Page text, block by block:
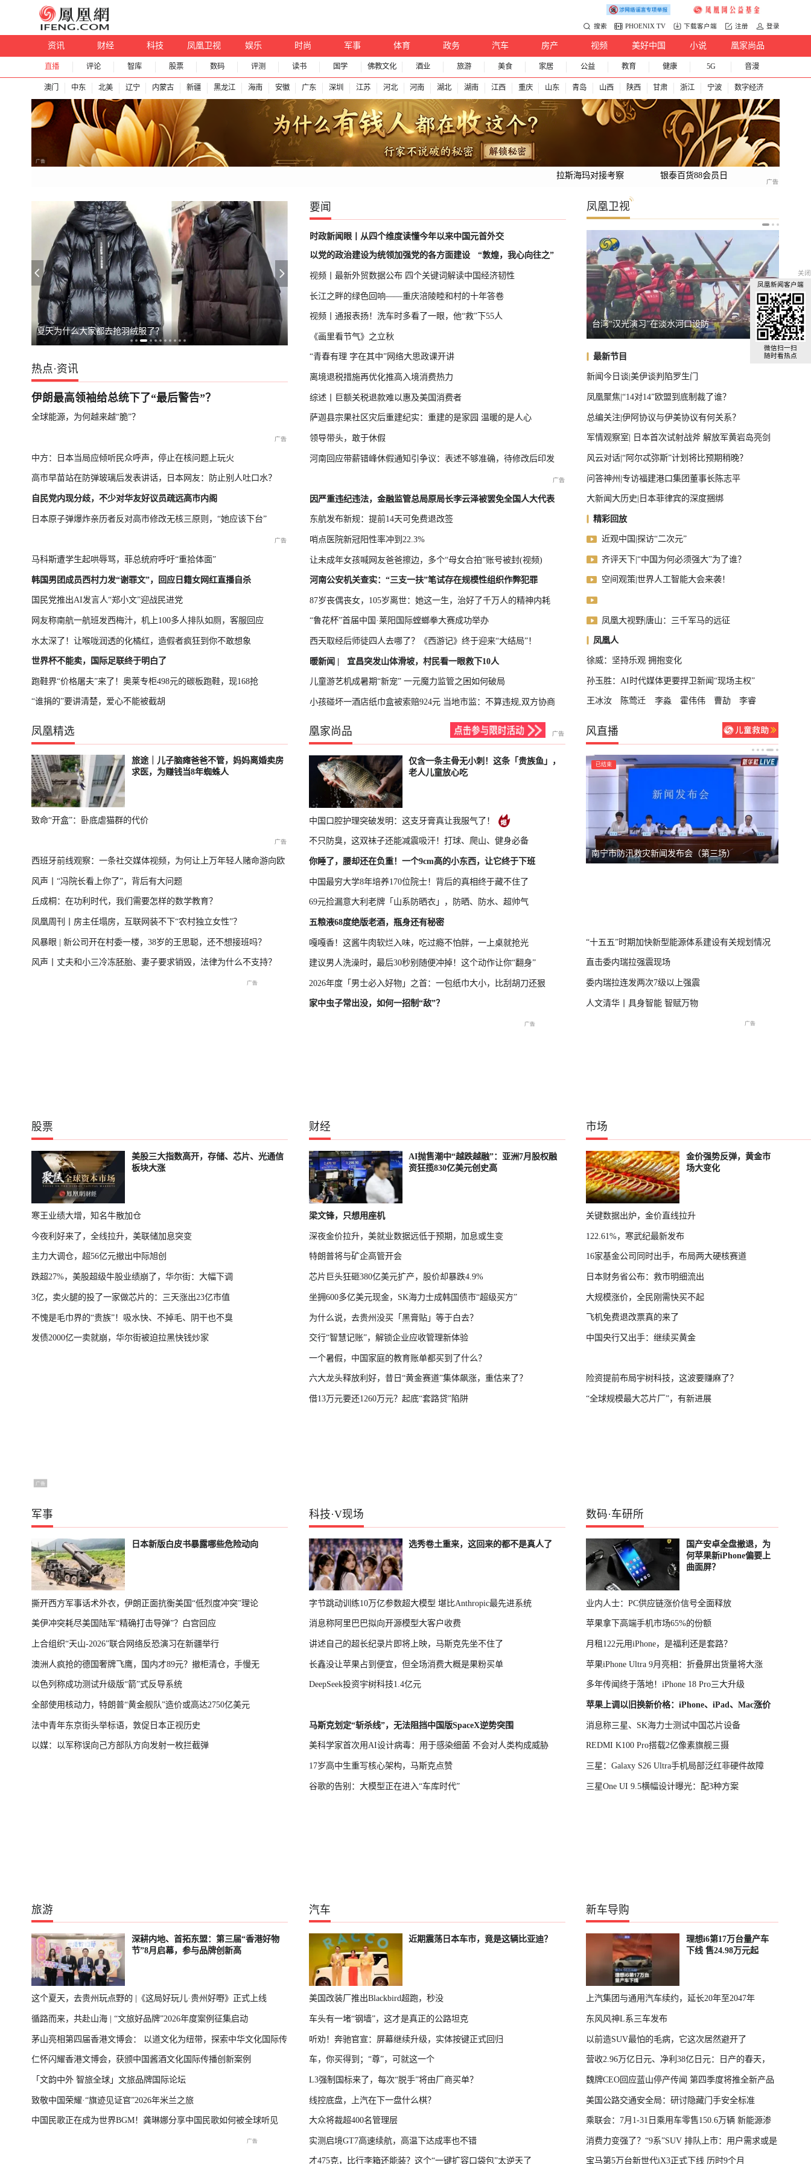
搜索 PHOENIX TV 下载客户端 注册 登录
资讯 财经 科技 凤凰卫视 娱乐 时尚 军事 体育 政务 汽车 房产 视频 美好中国 小说 凰家尚品
直播 评论 智库 股票 数码 评测 读书 国学 佛教文化 酒业 旅游 美食 家居 公益 教育 健康 5G 音漫
澳门 中东 北美 辽宁 内蒙古 新疆 黑龙江 海南 安徽 广东 深圳 江苏 河北 河南 湖北 湖南 江西 重庆 山东 青岛 山西 陕西 甘肃 浙江 宁波 数字经济
拉斯海玛对接考察 银泰百货88会员日
夏天为什么大家都去抢羽绒服了？ U17国足三连胜晋级半决赛 全球汽车前十，中国占了三把椅子
热点 ·资讯
伊朗最高领袖给总统下了“最后警告”？
全球能源，为何越来越“脆”？
中方：日本当局应倾听民众呼声，停止在核问题上玩火
高市早苗站在防弹玻璃后发表讲话，日本网友：防止别人吐口水？
自民党内现分歧，不少对华友好议员疏远高市内阁
日本原子弹爆炸亲历者反对高市修改无核三原则，“她应该下台”
马科斯遭学生起哄辱骂，菲总统府呼吁“重拾体面”
韩国男团成员西村力发“谢罪文”，回应日籍女网红直播自杀
国民党推出AI发言人“郑小文”迎战民进党
网友称南航一航班发西梅汁，机上100多人排队如厕，客服回应
水太深了！让喉咙润透的化橘红，造假者疯狂到你不敢想象
世界杯不能卖，国际足联终于明白了
跑鞋界“价格屠夫”来了！奥莱专柜498元的碳板跑鞋，现168抢
“谁捐的”要讲清楚，爱心不能被截胡
要闻
时政新闻眼丨从四个维度读懂今年以来中国元首外交
以党的政治建设为统领加强党的各方面建设
“敦煌，我心向往之”
视频丨最新外贸数据公布 四个关键词解读中国经济韧性
长江之畔的绿色回响——重庆涪陵睦和村的十年答卷
视频丨通报表扬！洗车时多看了一眼，他“救”下55人
《画里看节气》之立秋
“青春有理 字在其中”网络大思政课开讲
离境退税措施再优化推高入境消费热力
综述丨巨额关税退款难以惠及美国消费者
萨迦县宗果社区灾后重建纪实：重建的是家园 温暖的是人心
领导带头，敢于休假
河南回应带薪错峰休假通知引争议：表述不够准确，待修改后印发
因严重违纪违法，金融监管总局原局长李云泽被罢免全国人大代表
东航发布新规：提前14天可免费退改签
哨点医院新冠阳性率冲到22.3%
让未成年女孩喊网友爸爸擦边，多个“母女合拍”账号被封(视频)
河南公安机关查实：“三支一扶”笔试存在规模性组织作弊犯罪
87岁丧偶丧女，105岁离世：她这一生，治好了千万人的精神内耗
“鲁花杯”首届中国·莱阳国际螳螂拳大赛成功举办
西天取经后师徒四人去哪了？《西游记》终于迎来“大结局”！
暖新闻 | 宜昌突发山体滑坡，村民看一眼救下10人
儿童游艺机成暑期“新宠” 一元魔力监管之困如何破局
小孩碰坏一酒店纸巾盒被索赔924元 当地市监：不算违规,双方协商
凤凰卫视
日本民众游行，抗议政府修改“无核三原则” 乌克兰谈判代表转任情报头子，背后有何考量？ 日本
最新节目
新闻今日谈|美伊谈判陷罗生门
凤凰聚焦|“14对14”欧盟到底制裁了谁？
总编关注|伊阿协议与伊美协议有何关系？
军情观察室| 日本首次试射战斧 解放军黄岩岛亮剑
风云对话|“阿尔忒弥斯”计划将比预期稍晚？
问答神州|专访福建港口集团董事长陈志平
大新闻大历史|日本菲律宾的深度捆绑
精彩回放
近观中国|探访“二次元”
齐评天下|“中国为何必须强大”为了谁？
空间观策|世界人工智能大会来袭！
凤凰大视野|唐山：三千军马的远征
凤凰人
徐威：坚持乐观 拥抱变化
孙玉胜：AI时代媒体更要捍卫新闻“现场主权”
王冰汝 陈莺迁 李淼 霍伟伟 曹劼 李睿
凤凰精选
旅途｜儿子脑瘫爸爸不管，妈妈离婚卖房
求医，为赚钱当8年蜘蛛人
致命“开盒”：卧底虐猫群的代价
西班牙前线观察：一条社交媒体视频，为何让上万年轻人赌命游向欧
洲？
风声丨“冯院长看上你了”，背后有大问题
丘成桐：在功利时代，我们需要怎样的数学教育？
凤凰周刊丨房主任塌房，互联网装不下“农村独立女性”？
风暴眼 | 新公司开在村委一楼，38岁的王思聪，还不想接班吗？
风声丨丈夫和小三冷冻胚胎、妻子要求销毁，法律为什么不支持？
凰家尚品
仅含一条主骨无小刺！这条「贵族鱼」，
老人儿童放心吃
中国口腔护理突破发明：这支牙膏真让我服气了！
不只防臭，这双袜子还能减震吸汗！打球、爬山、健身必备
你睡了，腰却还在负重！一个9cm高的小东西，让它终于下班
中国最穷大学8年培养170位院士！背后的真相终于藏不住了
69元捡漏意大利老牌「山系防晒衣」，防晒、防水、超帅气
五粮液68度绝版老酒，瓶身还有秘密
嘎嘎香！这酱牛肉软烂入味，吃过瘾不怕胖，一上桌就抢光
建议男人洗澡时，最后30秒别随便冲掉！这个动作让你“翻身”
2026年度「男士必入好物」之首：一包纸巾大小，比刮胡刀还狠
家中虫子常出没，如何一招制“敌”？
风直播
轮播中
经济运行情况
已结束
最新进展
会
已结束 已结束
南宁市防汛救灾新闻发布会（第三场）
“十五五”时期加快新型能源体系建设有关规划情况
直击委内瑞拉强震现场
委内瑞拉连发两次7级以上强震
人文清华丨具身智能 智赋万物
股票
美股三大指数高开，存储、芯片、光通信
板块大涨
寒王业绩大增，知名牛散加仓
今夜利好来了，全线拉升，美联储加息突变
主力大调仓，超56亿元撤出中际旭创
跌超27%，美股超级牛股业绩崩了，华尔街：大幅下调
3亿，卖火腿的投了一家做芯片的：三天涨出23亿市值
不愧是毛巾界的“贵族”！吸水快、不掉毛、阴干也不臭
发债2000亿一卖就崩，华尔街被迫拉黑快钱炒家
财经
AI抛售潮中“越跌越融”：亚洲7月股权融
资狂揽830亿美元创史高
梁文锋，只想用座机
深夜金价拉升，美就业数据远低于预期，加息或生变
特朗普将与矿企高管开会
芯片巨头狂砸380亿美元扩产，股价却暴跌4.9%
坐拥600多亿美元现金，SK海力士成韩国债市“超级买方”
为什么说，去贵州没买「黑膏贴」等于白去？
交行“智慧记账”，解锁企业应收管理新体验
一个暑假，中国家庭的教育账单都买到了什么？
六大龙头释放利好，昔日“黄金赛道”集体飙涨，重估来了？
借13万元要还1260万元？起底“套路贷”陷阱
市场
金价强势反弹，黄金市
场大变化
关键数据出炉，金价直线拉升
122.61%，寒武纪最新发布
16家基金公司同时出手，布局两大硬核赛道
日本财务省公布：救市明细流出
大规模涨价，全民刚需快买不起
飞机免费退改票真的来了
中国央行又出手：继续买黄金
险资提前布局宇树科技，这波要赚麻了？
“全球规模最大芯片厂”，有新进展
军事
日本新版白皮书暴露哪些危险动向
撕开西方军事话术外衣，伊朗正面抗衡美国“低烈度冲突”理论
美伊冲突耗尽美国陆军“精确打击导弹”？白宫回应
上合组织“天山-2026”联合网络反恐演习在新疆举行
澳洲人疯抢的德国奢牌飞鹰，国内才89元？撤柜清仓，手慢无
以色列称成功测试升级版“箭”式反导系统
全部使用核动力，特朗普“黄金舰队”造价或高达2750亿美元
法中青年东京街头举标语，敦促日本正视历史
以媒：以军称误向己方部队方向发射一枚拦截弹
科技·V现场
选秀卷土重来，这回来的都不是真人了
字节跳动训练10万亿参数超大模型 堪比Anthropic最先进系统
消息称阿里巴巴拟向开源模型大客户收费
讲述自己的超长纪录片即将上映，马斯克先坐不住了
长鑫没让苹果占到便宜，但全场消费大概是果粉买单
DeepSeek投资宇树科技1.4亿元
马斯克划定“斩杀线”，无法阻挡中国版SpaceX逆势突围
美科学家首次用AI设计病毒：用于感染细菌 不会对人类构成威胁
17岁高中生重写核心架构，马斯克点赞
谷歌的告别：大模型正在进入“车库时代”
数码·车研所
国产安卓全盘撤退，为
何苹果新iPhone偏要上
曲面屏？
业内人士：PC供应链涨价信号全面释放
苹果拿下高端手机市场65%的份额
月租122元用iPhone，是福利还是套路？
苹果iPhone Ultra 9月亮相：折叠屏出货量将大涨
多年传闻终于落地！iPhone 18 Pro三大升级
苹果上调以旧换新价格：iPhone、iPad、Mac涨价
消息称三星、SK海力士测试中国芯片设备
REDMI K100 Pro搭载2亿像素旗舰三摄
三星：Galaxy S26 Ultra手机局部泛红非硬件故障
三星One UI 9.5横幅设计曝光：配3种方案
旅游
深耕内地、首拓东盟：第三届“香港好物
节”8月启幕，参与品牌创新高
这个夏天，去贵州玩点野的 |《这局好玩儿·贵州好嘢》正式上线
循路而来，共赴山海 | “文旅好品牌”2026年度案例征集启动
茅山亮相第四届香港文博会： 以道文化为纽带，探索中华文化国际传
播新表达
仁怀闪耀香港文博会，获颁中国酱酒文化国际传播创新案例
「文韵中外 智旅全球」文旅品牌国际论坛
致敬中国荣耀·“旗迹见证官”2026年米兰之旅
中国民歌正在成为世界BGM！龚琳娜分享中国民歌如何被全球听见
汽车
近期震荡日本车市，竟是这辆比亚迪？
美国改装厂推出Blackbird超跑，秒没
车头有一堵“钢墙”，这才是真正的公路坦克
听劝！奔驰官宣：屏幕继续升级，实体按键正式回归
车，你买得到；“尊”，可就这一个
L3强制国标来了，每次“脱手”将由厂商买单？
线控底盘，上汽在下一盘什么棋？
大众将裁超400名管理层
实测启境GT7高速续航，高温下达成率也不错
才475克，比行李箱还能装？这个“一键扩容口袋包”太逆天了
新车导购
理想i6第17万台量产车
下线 售24.98万元起
上汽集团与通用汽车续约，延长20年至2047年
东风风神L系三车发布
以前造SUV最怕的毛病，它这次居然避开了
营收2.96万亿日元、净利38亿日元：日产的春天，
回来了
魏牌CEO回应蓝山停产传闻 第四季度将推全新产品
美国公路交通安全局：研讨隐藏门手安全标准
乘联会：7月1-31日乘用车零售150.6万辆 新能源渗
透率64.4%
消费力变强了？“9系”SUV 排队上市：用户需求或是
主因
宝马第5万台新世代iX3正式下线 历时9个月
关闭
凤凰新闻客户端
微信扫一扫
随时看热点